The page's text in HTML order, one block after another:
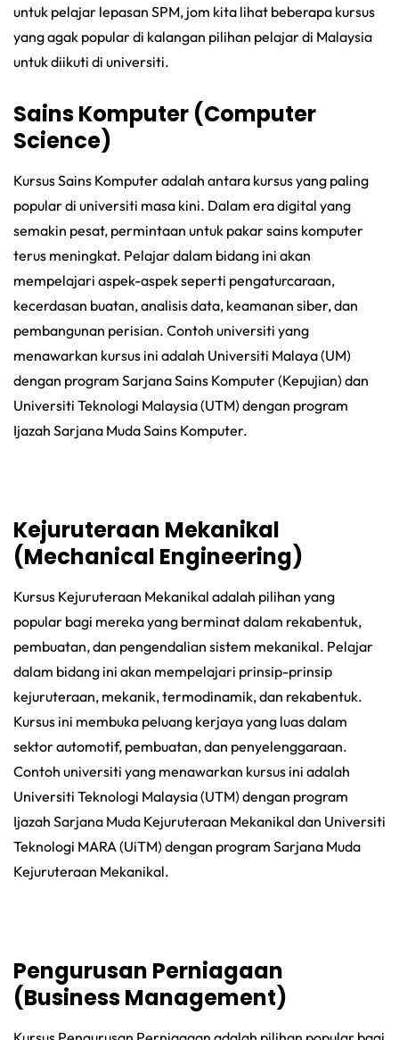
untuk pelajar lepasan SPM, jom kita lihat beberapa kursus
yang agak popular di kalangan pilihan pelajar di Malaysia
untuk diikuti di universiti.
Sains Komputer (Computer
Science)
Kursus Sains Komputer adalah antara kursus yang paling
popular di universiti masa kini. Dalam era digital yang
semakin pesat, permintaan untuk pakar sains komputer
terus meningkat. Pelajar dalam bidang ini akan
mempelajari aspek-aspek seperti pengaturcaraan,
kecerdasan buatan, analisis data, keamanan siber, dan
pembangunan perisian. Contoh universiti yang
menawarkan kursus ini adalah Universiti Malaya (UM)
dengan program Sarjana Sains Komputer (Kepujian) dan
Universiti Teknologi Malaysia (UTM) dengan program
Ijazah Sarjana Muda Sains Komputer.
Kejuruteraan Mekanikal
(Mechanical Engineering)
Kursus Kejuruteraan Mekanikal adalah pilihan yang
popular bagi mereka yang berminat dalam rekabentuk,
pembuatan, dan pengendalian sistem mekanikal. Pelajar
dalam bidang ini akan mempelajari prinsip-prinsip
kejuruteraan, mekanik, termodinamik, dan rekabentuk.
Kursus ini membuka peluang kerjaya yang luas dalam
sektor automotif, pembuatan, dan penyelenggaraan.
Contoh universiti yang menawarkan kursus ini adalah
Universiti Teknologi Malaysia (UTM) dengan program
Ijazah Sarjana Muda Kejuruteraan Mekanikal dan Universiti
Teknologi MARA (UiTM) dengan program Sarjana Muda
Kejuruteraan Mekanikal.
Pengurusan Perniagaan
(Business Management)